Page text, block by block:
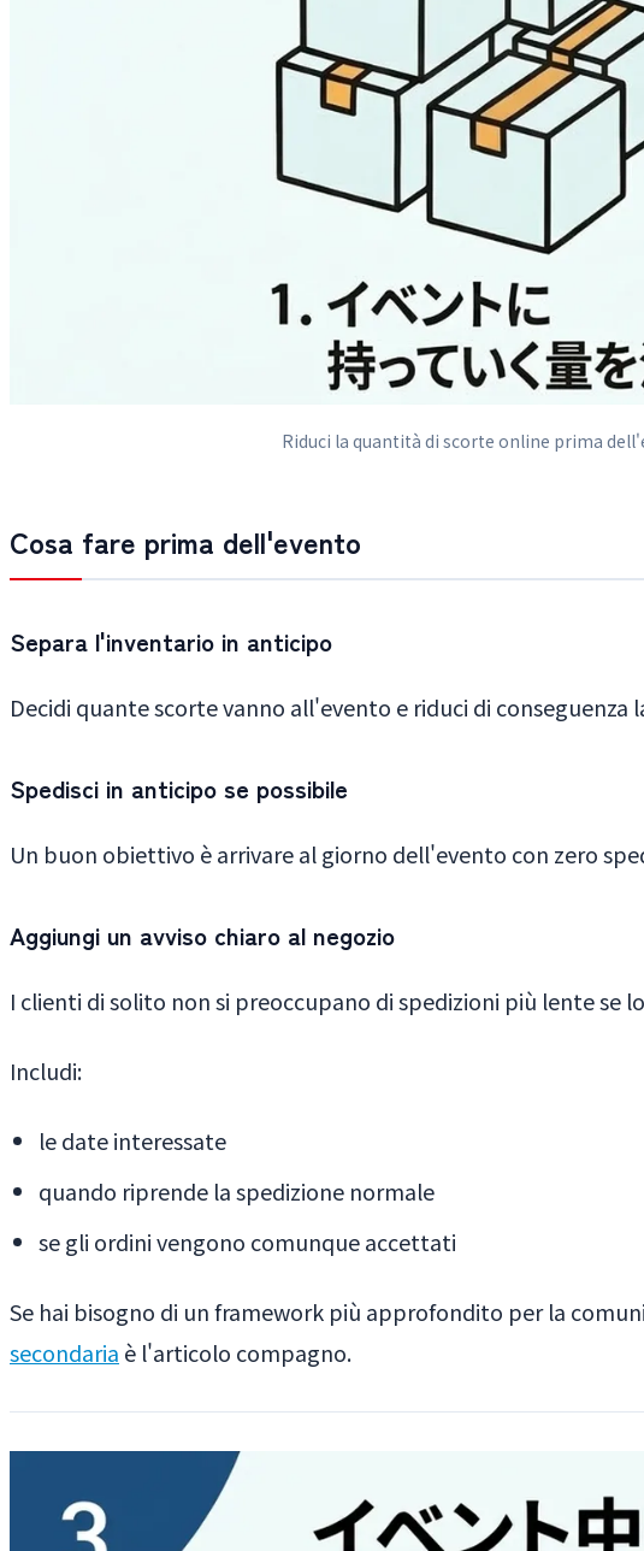
Riduci la quantità di scorte online prima
Cosa fare prima dell'evento
Separa l'inventario in anticipo
Decidi quante scorte vanno all'evento e riduci di
Spedisci in anticipo se possibile
Un buon obiettivo è arrivare al giorno dell'evento con zero
Aggiungi un avviso chiaro al negozio
I clienti di solito non si preoccupano di spedizioni più lente se
Includi:
le date interessate
quando riprende la spedizione normale
se gli ordini vengono comunque accettati
Se hai bisogno di un framework più approfondito per la
secondaria è l'articolo compagno.